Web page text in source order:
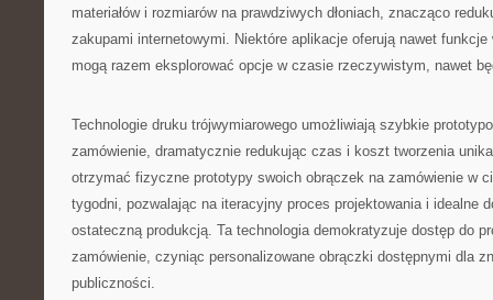
materiałów i rozmiarów na prawdziwych dłoniach, znacząco
zakupami internetowymi. Niektóre aplikacje oferują nawet funkcje
mogą razem eksplorować opcje w czasie rzeczywistym, nawet
Technologie druku trójwymiarowego umożliwiają szybkie
zamówienie, dramatycznie redukując czas i koszt tworzenia
otrzymać fizyczne prototypy swoich obrączek na zamówienie w
tygodni, pozwalając na iteracyjny proces projektowania i idealne
ostateczną produkcją. Ta technologia demokratyzuje dostęp do
zamówienie, czyniąc personalizowane obrączki dostępnymi dla
publiczności.